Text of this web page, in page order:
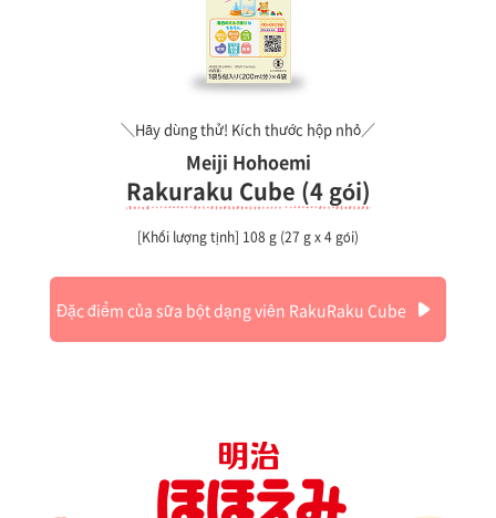
＼Hãy dùng thử! Kích thước hộp nhỏ／
Meiji Hohoemi
Rakuraku Cube (4 gói)
[Khối lượng tịnh] 108 g (27 g x 4 gói)
Đặc điểm của sữa bột dạng viên RakuRaku Cube